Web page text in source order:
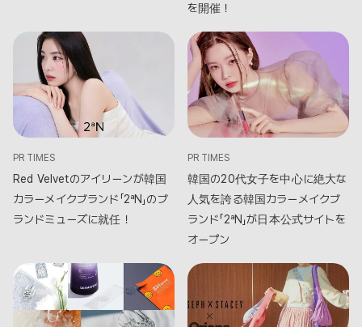
を開催！
PR TIMES
Red Velvetのアイリーンが韓国
カラーメイクブランド「2ªN」のブ
ランドミューズに就任！
PR TIMES
韓国の20代女子を中心に絶大な
人気を誇る韓国カラーメイクブ
ランド「2ªN」が日本公式サイトを
オープン